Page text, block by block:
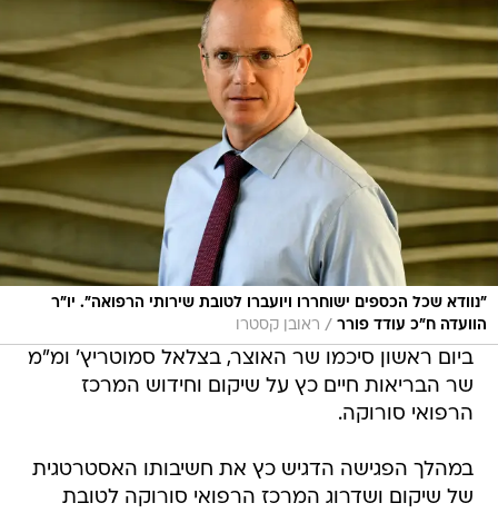
"נוודא שכל הכספים ישוחררו ויועברו לטובת שירותי הרפואה". יו"ר
הוועדה ח"כ עודד פורר / ראובן קסטרו
ביום ראשון סיכמו שר האוצר, בצלאל סמוטריץ' ומ"מ
שר הבריאות חיים כץ על שיקום וחידוש המרכז
הרפואי סורוקה.
במהלך הפגישה הדגיש כץ את חשיבותו האסטרטגית
של שיקום ושדרוג המרכז הרפואי סורוקה לטובת